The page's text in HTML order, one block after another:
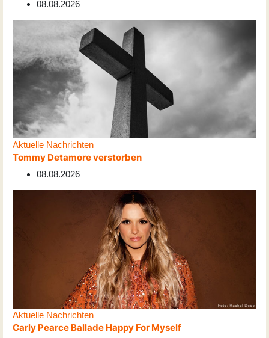
08.08.2026
Aktuelle Nachrichten
Tommy Detamore verstorben
08.08.2026
Aktuelle Nachrichten
Carly Pearce Ballade Happy For Myself